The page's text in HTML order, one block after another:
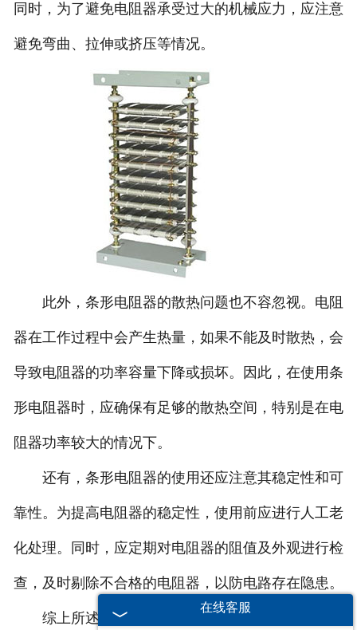
同时，为了避免电阻器承受过大的机械应力，应注意
避免弯曲、拉伸或挤压等情况。
此外，条形电阻器的散热问题也不容忽视。电阻
器在工作过程中会产生热量，如果不能及时散热，会
导致电阻器的功率容量下降或损坏。因此，在使用条
形电阻器时，应确保有足够的散热空间，特别是在电
阻器功率较大的情况下。
还有，条形电阻器的使用还应注意其稳定性和可
靠性。为提高电阻器的稳定性，使用前应进行人工老
化处理。同时，应定期对电阻器的阻值及外观进行检
查，及时剔除不合格的电阻器，以防电路存在隐患。
综上所述，条形电阻器的使用要求涉及选型、安
在线客服